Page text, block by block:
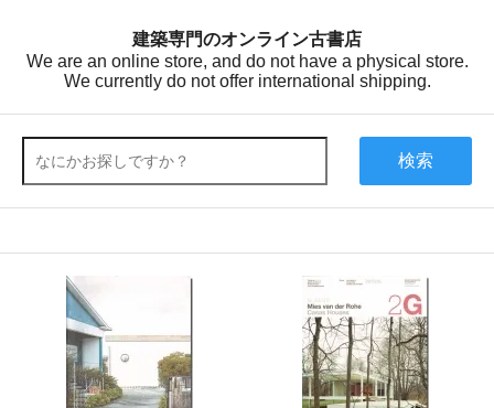
建築専門のオンライン古書店
We are an online store, and do not have a physical store.
We currently do not offer international shipping.
検索